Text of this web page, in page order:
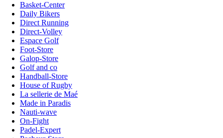
Basket-Center
Daily Bikers
Direct Running
Direct-Volley
Espace Golf
Foot-Store
Galop-Store
Golf and co
Handball-Store
House of Rugby
La sellerie de Maé
Made in Paradis
Nauti-wave
On-Fight
Padel-Expert